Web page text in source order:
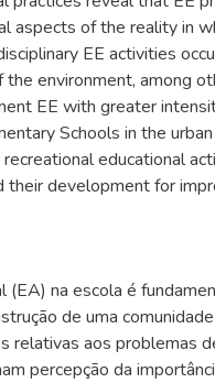
aspects of the reality in
EE activities
environment, among
EE with greater
Schools in the
educational
their development for
(EA) na escola é
de uma
relativas aos problemas
percepção da